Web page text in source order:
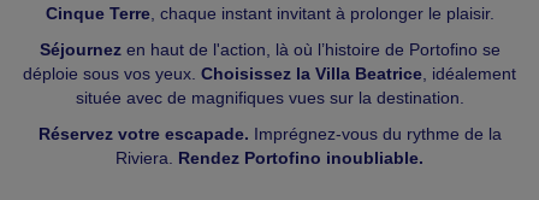
Cinque Terre, chaque instant invitant à prolonger le plaisir.
Séjournezen haut de l'action, là où l’histoire de Portofino se
déploie sous vos yeux. Choisissez la Villa Beatrice , idéalement
située avec de magnifiques vues sur la destination.
Réservez votre escapade. Imprégnez-vous du rythme de la
Riviera. Rendez Portofino inoubliable.